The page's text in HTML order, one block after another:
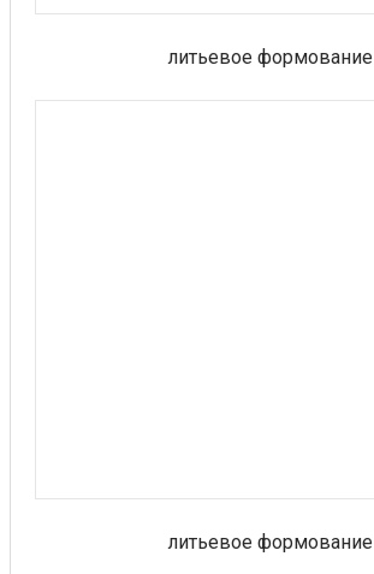
литьевое формование
литьевое формование